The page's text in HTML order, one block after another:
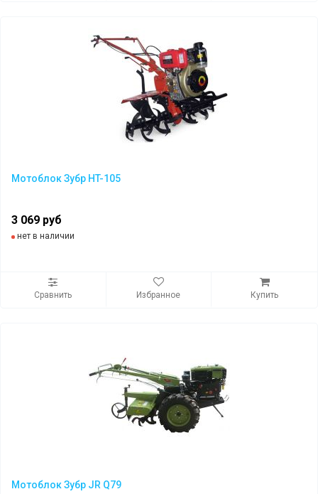
Мотоблок Зубр HT-105
3 069 руб
нет в наличии
Сравнить Избранное Купить
Мотоблок Зубр JR Q79